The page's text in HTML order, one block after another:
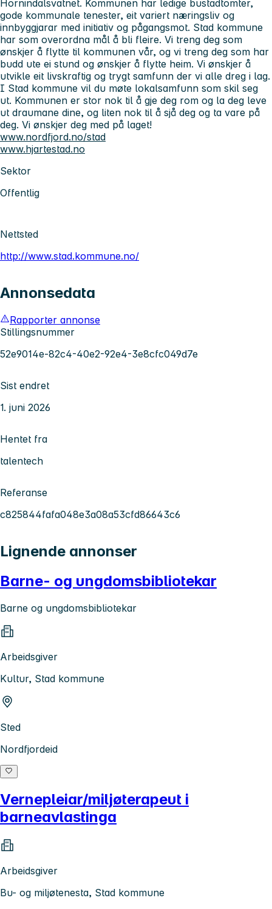
Hornindalsvatnet. Kommunen har ledige bustadtomter,
gode kommunale tenester, eit variert næringsliv og
innbyggjarar med initiativ og pågangsmot. Stad kommune
har som overordna mål å bli fleire. Vi treng deg som
ønskjer å flytte til kommunen vår, og vi treng deg som har
budd ute ei stund og ønskjer å flytte heim. Vi ønskjer å
utvikle eit livskraftig og trygt samfunn der vi alle dreg i lag.
I Stad kommune vil du møte lokalsamfunn som skil seg
ut. Kommunen er stor nok til å gje deg rom og la deg leve
ut draumane dine, og liten nok til å sjå deg og ta vare på
deg. Vi ønskjer deg med på laget!
www.nordfjord.no/stad
www.hjartestad.no
Sektor
Offentlig
Nettsted
http://www.stad.kommune.no/
Annonsedata
Rapporter annonse
Stillingsnummer
52e9014e-82c4-40e2-92e4-3e8cfc049d7e
Sist endret
1. juni 2026
Hentet fra
talentech
Referanse
c825844fafa048e3a08a53cfd86643c6
Lignende annonser
Barne- og ungdomsbibliotekar
Barne og ungdomsbibliotekar
Arbeidsgiver
Kultur, Stad kommune
Sted
Nordfjordeid
Vernepleiar/miljøterapeut i
barneavlastinga
Arbeidsgiver
Bu- og miljøtenesta, Stad kommune